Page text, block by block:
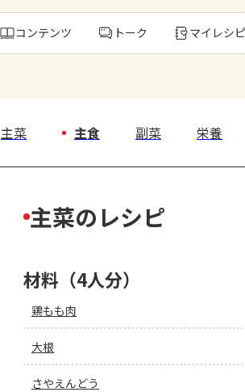
コンテンツ トーク マイレシピ
主菜 主食 副菜 栄養
主菜のレシピ
材料（4人分）
鶏もも肉
大根
さやえんどう